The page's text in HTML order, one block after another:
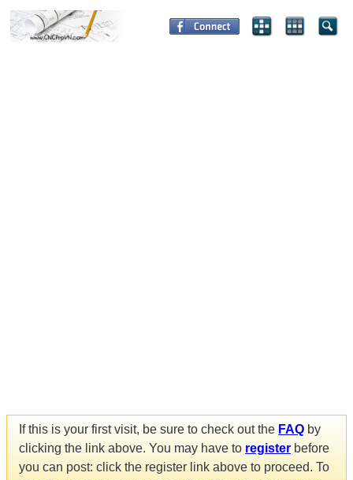
If this is your first visit, be sure to check out the FAQ by
clicking the link above. You may have to register before
you can post: click the register link above to proceed. To